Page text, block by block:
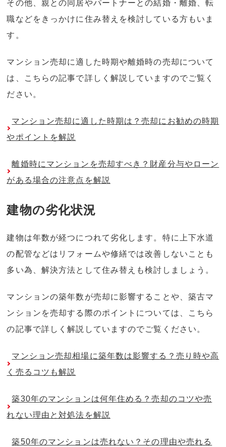
その他、親との同居やパートナーとの結婚・離婚、転
職などをきっかけに住み替えを検討している方もいま
す。
マンション売却に適した時期や離婚時の売却について
は、こちらの記事で詳しく解説していますのでご覧く
ださい。
マンション売却に適した時期は？売却にお勧めの時期
やポイントを解説
離婚時にマンションを売却すべき？財産分与やローン
がある場合の注意点を解説
建物の劣化状況
建物は年数が経つにつれて劣化します。特に上下水道
の配管などはリフォームや修繕では改善しないことも
多い為、解決方法として住み替えも検討しましょう。
マンションの築年数が売却に影響することや、築古マ
ンションを売却する際のポイントについては、こちら
の記事で詳しく解説していますのでご覧ください。
マンション売却相場に築年数は影響する？売り時や高
く売るコツも解説
築30年のマンションは何年住める？売却のコツや売
れない理由と対処法を解説
築50年のマンションは売れない？その理由や売れる